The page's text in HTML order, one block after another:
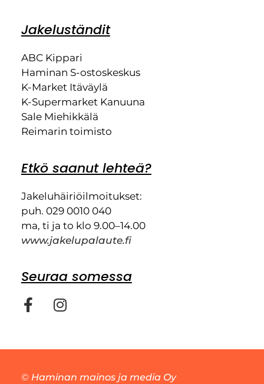
Jakeluständit
ABC Kippari
Haminan S-ostoskeskus
K-Market Itäväylä
K-Supermarket Kanuuna
Sale Miehikkälä
Reimarin toimisto
Etkö saanut lehteä?
Jakeluhäiriöilmoitukset:
puh. 029 0010 040
ma, ti ja to klo 9.00–14.00
www.jakelupalaute.fi
Seuraa somessa
© Haminan mainos ja media Oy